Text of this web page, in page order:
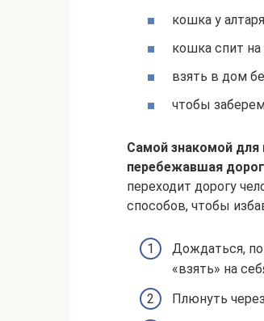
кошка у
кошка спит
взять в дом
чтобы
Самой знакомой для
перебежавшая
переходит дорогу
способов, чтобы
Дождаться,
«взять» на
Плюнуть